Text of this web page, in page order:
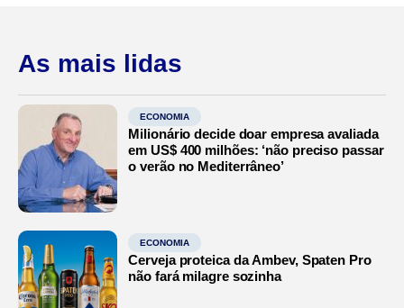
As mais lidas
ECONOMIA
Milionário decide doar empresa avaliada
em US$ 400 milhões: ‘não preciso passar
o verão no Mediterrâneo’
ECONOMIA
Cerveja proteica da Ambev, Spaten Pro
não fará milagre sozinha